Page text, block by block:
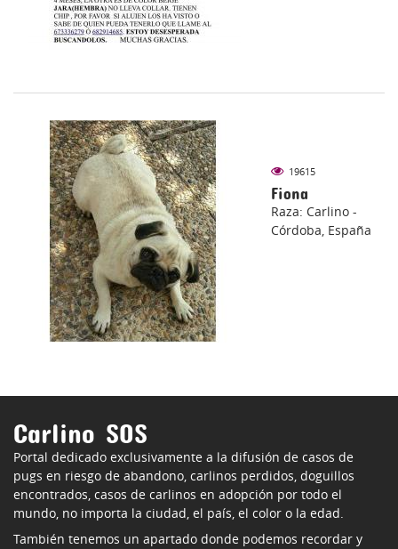
19615
Fiona
Raza: Carlino -
Córdoba, España
Carlino SOS
Portal dedicado exclusivamente a la difusión de casos de
pugs en riesgo de abandono, carlinos perdidos, doguillos
encontrados, casos de carlinos en adopción por todo el
mundo, no importa la ciudad, el país, el color o la edad.
También tenemos un apartado donde podemos recordar y